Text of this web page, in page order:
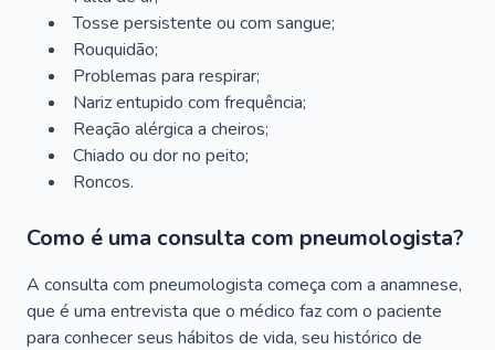
Tosse persistente ou com sangue;
Rouquidão;
Problemas para respirar;
Nariz entupido com frequência;
Reação alérgica a cheiros;
Chiado ou dor no peito;
Roncos.
Como é uma consulta com pneumologista?
A consulta com pneumologista começa com a anamnese,
que é uma entrevista que o médico faz com o paciente
para conhecer seus hábitos de vida, seu histórico de